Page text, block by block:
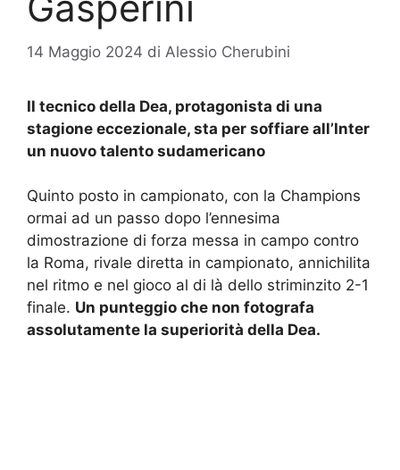
14 Maggio 2024 di Alessio Cherubini
Il tecnico della Dea, protagonista di una
stagione eccezionale, sta per soffiare all’Inter
un nuovo talento sudamericano
Quinto posto in campionato, con la Champions
ormai ad un passo dopo l’ennesima
dimostrazione di forza messa in campo contro
la Roma, rivale diretta in campionato, annichilita
nel ritmo e nel gioco al di là dello striminzito 2-1
finale. Un punteggio che non fotografa
assolutamente la superiorità della Dea.